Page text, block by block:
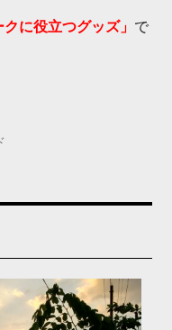
クに役立つグッズ」 で
” の